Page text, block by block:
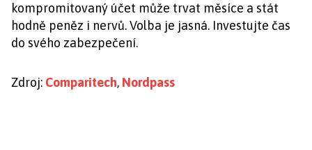
kompromitovaný účet může trvat měsíce a stát
hodně peněz i nervů. Volba je jasná. Investujte čas
do svého zabezpečení.
Zdroj: Comparitech, Nordpass